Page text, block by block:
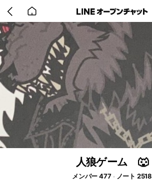
back
to
home
人狼ゲーム 🐺
メンバー 477
ノート 2518